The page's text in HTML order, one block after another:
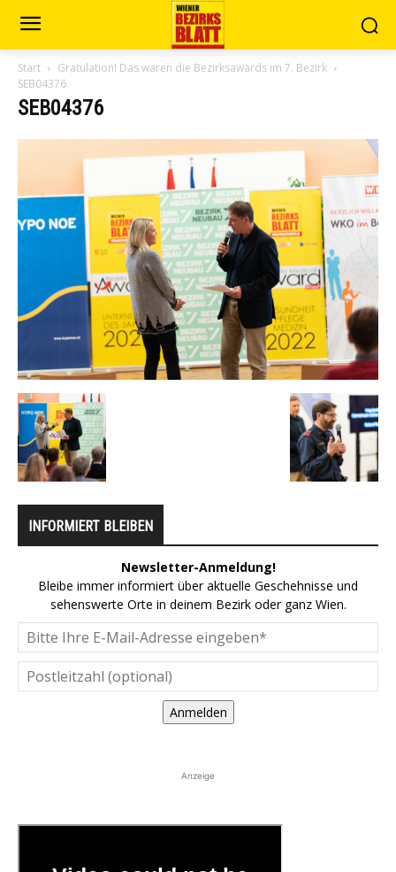
Start
Gratulation! Das waren die Bezirksawards im 7. Bezirk
SEB04376
SEB04376
INFORMIERT BLEIBEN
Newsletter-Anmeldung!
Bleibe immer informiert über aktuelle Geschehnisse und
sehenswerte Orte in deinem Bezirk oder ganz Wien.
Anmelden
Anzeige